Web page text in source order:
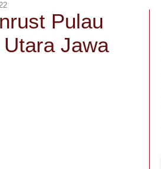
Pulau
Jawa